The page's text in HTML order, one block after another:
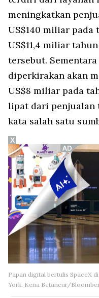
meningkatkan
US$140 miliar
US$11,4 miliar
tersebut.
diperkirakan akan
US$8 miliar pada
lipat dari penjualan
kata salah satu
Papan digital bertulis SpaceX
York. Kena Betancur/
X